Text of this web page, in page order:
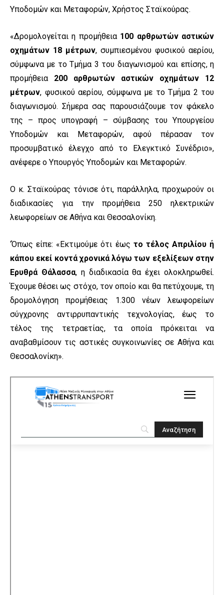
Υποδομών και Μεταφορών, Χρήστος Σταϊκούρας.
«Δρομολογείται η προμήθεια 100 αρθρωτών αστικών
οχημάτων 18 μέτρων, συμπιεσμένου φυσικού αερίου,
σύμφωνα με το Τμήμα 3 του διαγωνισμού και επίσης, η
προμήθεια 200 αρθρωτών αστικών οχημάτων 12
μέτρων, φυσικού αερίου, σύμφωνα με το Τμήμα 2 του
διαγωνισμού. Σήμερα σας παρουσιάζουμε τον φάκελο
της – προς υπογραφή – σύμβασης του Υπουργείου
Υποδομών και Μεταφορών, αφού πέρασαν τον
προσυμβατικό έλεγχο από το Ελεγκτικό Συνέδριο»,
ανέφερε ο Υπουργός Υποδομών και Μεταφορών.
Ο κ. Σταϊκούρας τόνισε ότι, παράλληλα, προχωρούν οι
διαδικασίες για την προμήθεια 250 ηλεκτρικών
λεωφορείων σε Αθήνα και Θεσσαλονίκη.
‘Όπως είπε: «Εκτιμούμε ότι έως το τέλος Απριλίου ή
κάπου εκεί κοντά χρονικά λόγω των εξελίξεων στην
Ερυθρά Θάλασσα, η διαδικασία θα έχει ολοκληρωθεί.
Έχουμε θέσει ως στόχο, τον οποίο και θα πετύχουμε, τη
δρομολόγηση προμήθειας 1.300 νέων λεωφορείων
σύγχρονης αντιρρυπαντικής τεχνολογίας, έως το
τέλος της τετραετίας, τα οποία πρόκειται να
αναβαθμίσουν τις αστικές συγκοινωνίες σε Αθήνα και
Θεσσαλονίκη».